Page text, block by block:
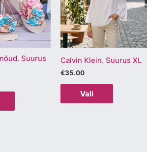
Suurus
mitu
varianti.
Valikuid
teha
Calvin Klein. Suurus XL
€35.00
Vali
mitu
varianti.
Valikuid
saab
teha